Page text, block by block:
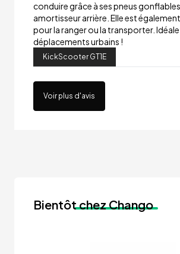
conduire grâce à ses pneus
amortisseur arrière. Elle est
pour la ranger ou la transporter.
déplacements urbains !
KickScooter GT1E
Voir plus d'avis
Bientôtchez Chango